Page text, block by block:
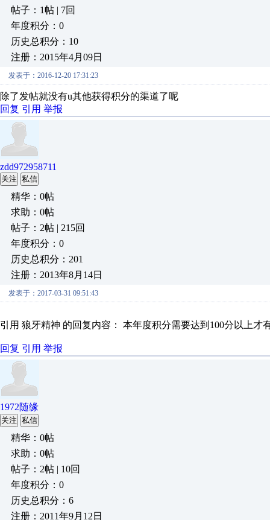
帖子：1帖 | 7回
年度积分：0
历史总积分：10
注册：2015年4月09日
发表于：2016-12-20 17:31:23
除了发帖就没有u其他获得积分的渠道了呢
回复 引用 举报
zdd972958711
关注 私信
精华：0帖
求助：0帖
帖子：2帖 | 215回
年度积分：0
历史总积分：201
注册：2013年8月14日
发表于：2017-03-31 09:51:43
引用 狼牙精神 的回复内容： 本年度积分需要达到100分以上
回复 引用 举报
1972随缘
关注 私信
精华：0帖
求助：0帖
帖子：2帖 | 10回
年度积分：0
历史总积分：6
注册：2011年9月12日